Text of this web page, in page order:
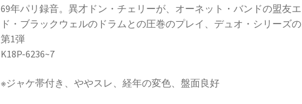
69年パリ録音。異才ドン・チェリーが、オーネット・バンドの盟友エ
ド・ブラックウェルのドラムとの圧巻のプレイ、デュオ・シリーズの
第1弾
K18P-6236~7
※ジャケ帯付き、ややスレ、経年の変色、盤面良好